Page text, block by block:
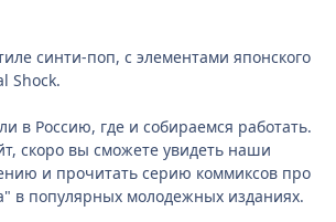
синти-поп, с элементами японского
Shock.
в Россию, где и собираемся работать.
скоро вы сможете увидеть наши
и прочитать серию коммиксов про
в популярных молодежных изданиях.